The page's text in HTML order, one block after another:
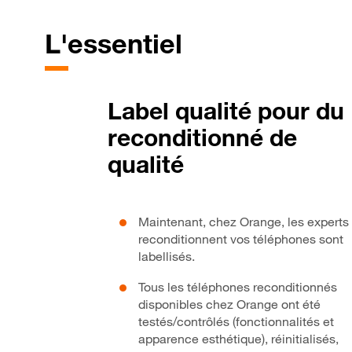
L'essentiel
Label qualité pour du
reconditionné de
qualité
Maintenant, chez Orange, les experts
reconditionnent vos téléphones sont
labellisés.
Tous les téléphones reconditionnés
disponibles chez Orange ont été
testés/contrôlés (fonctionnalités et
apparence esthétique), réinitialisés,